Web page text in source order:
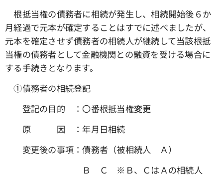
根抵当権の債務者に相続が発生し、相続開始後６か
月経過で元本が確定することはすでに述べましたが、
元本を確定させず債務者の相続人が継続して当該根抵
当権の債務者として金融機関との融資を受ける場合に
する手続きとなります。
①債務者の相続登記
登記の目的 ：〇番根抵当権変更
原 因 ：年月日相続
変更後の事項：債務者（被相続人 Ａ）
Ｂ Ｃ ※Ｂ、ＣはＡの相続人